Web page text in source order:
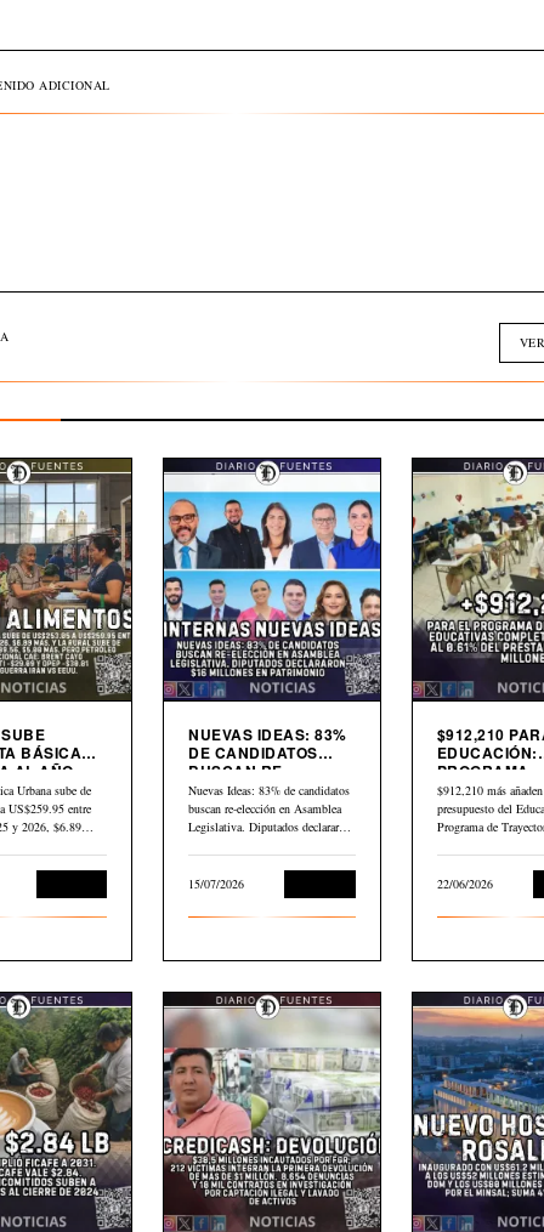
ADICIONAL
BÁSICA
AL AÑO.
GLOBAL
DESDE
Urbana sube de
US$259.95 entre
y 2026, $6.89…
NUEVAS IDEAS: 83%
DE CANDIDATOS
BUSCAN RE-
ELECCIÓN EN
ASAMBLEA
LEGISLATIVA
Nuevas Ideas: 83% de candidatos
buscan re-elección en Asamblea
Legislativa. Diputados declararon
15/07/2026
$912,210
EDUCACIÓN:
PROGRAMA
EDUCATIVAS
COMPLEJAS
$912,210 más
presupuesto del
Programa de
22/06/2026